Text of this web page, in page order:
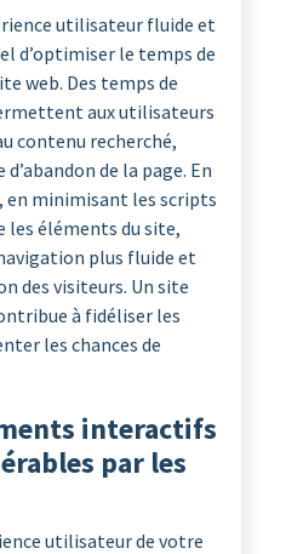
utilisateur fluide et
d’optimiser le temps de
web. Des temps de
aux utilisateurs
contenu recherché,
de la page. En
minimisant les scripts
les éléments du site,
plus fluide et
des visiteurs. Un site
à fidéliser les
les chances de
interactifs
par les
utilisateur de votre